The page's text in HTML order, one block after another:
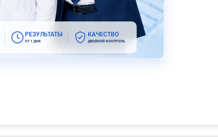
РЕЗУЛЬТАТЫ
ОТ 1 ДНЯ
КАЧЕСТВО
ДВОЙНОЙ КОНТРОЛЬ